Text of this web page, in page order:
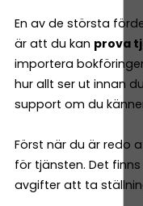
En av de största
är att du kan prova
importera
hur allt ser ut innan
support om du
Först när du är redo
för tjänsten. Det
avgifter att ta